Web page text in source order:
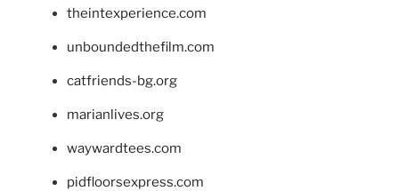
theintexperience.com
unboundedthefilm.com
catfriends-bg.org
marianlives.org
waywardtees.com
pidfloorsexpress.com